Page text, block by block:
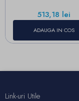
Pret
513,18 lei
ADAUGA IN COS
Link-uri Utile